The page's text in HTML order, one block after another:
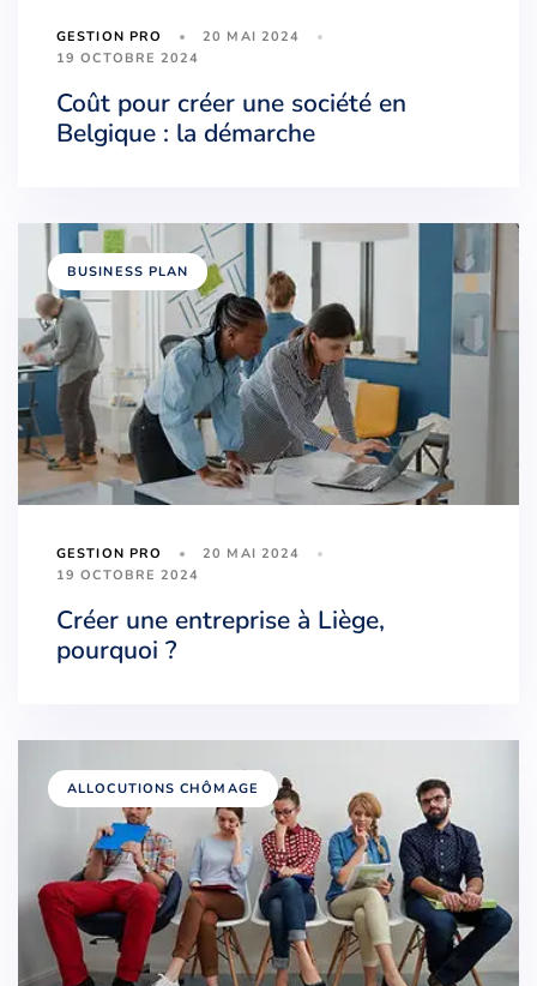
GESTION PRO
20 MAI 2024
19 OCTOBRE 2024
Coût pour créer une société en
Belgique : la démarche
BUSINESS PLAN
GESTION PRO
20 MAI 2024
19 OCTOBRE 2024
Créer une entreprise à Liège,
pourquoi ?
ALLOCUTIONS CHÔMAGE